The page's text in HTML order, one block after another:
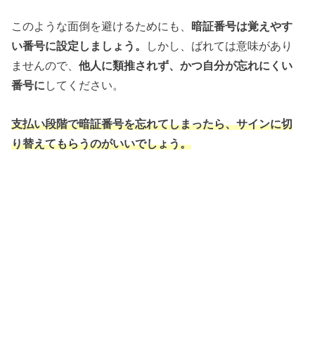
このような面倒を避けるためにも、 暗証番号は覚えやす
い番号に設定しましょう。
しかし、ばれては意味があり
ませんので、他人に類推されず、かつ自分が忘れにくい
番号に してください。
支払い段階で暗証番号を忘れてしまったら、サインに切
り替えてもらうのがいいでしょう。